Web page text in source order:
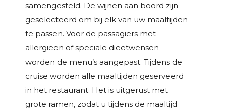
samengesteld. De wijnen aan boord zijn
geselecteerd om bij elk van uw maaltijden
te passen. Voor de passagiers met
allergieën of speciale dieetwensen
worden de menu’s aangepast. Tijdens de
cruise worden alle maaltijden geserveerd
in het restaurant. Het is uitgerust met
grote ramen, zodat u tijdens de maaltijd